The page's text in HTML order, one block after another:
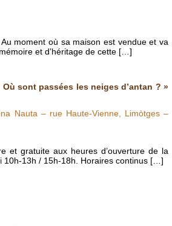
moment où sa maison est vendue et va
et d’héritage de cette […]
sont passées les neiges d’antan ? »
Nauta – rue Haute-Vienne, Limòtges –
et gratuite aux heures d’ouverture de la
10h-13h / 15h-18h. Horaires continus […]